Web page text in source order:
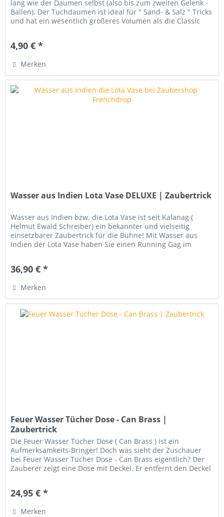
lang wie der Daumen selbst (also bis zum zweiten Gelenk -
Ballen). Der Tuchdaumen ist ideal für " Sand- & Salz " Tricks
und hat ein wesentlich größeres Volumen als die Classic
4,90 € *
Merken
Wasser aus Indien Lota Vase DELUXE | Zaubertrick
Wasser aus Indien bzw. die Lota Vase ist seit Kalanag (
Helmut Ewald Schreiber) ein bekannter und vielseitig
einsetzbarer Zaubertrick für die Bühne! Mit Wasser aus
Indien der Lota Vase haben Sie einen Running Gag im
36,90 € *
Merken
Feuer Wasser Tücher Dose - Can Brass |
Zaubertrick
Die Feuer Wasser Tücher Dose ( Can Brass ) ist ein
Aufmerksamkeits-Bringer! Doch was sieht der Zuschauer
bei Feuer Wasser Tücher Dose - Can Brass eigentlich? Der
Zauberer zeigt eine Dose mit Deckel. Er entfernt den Deckel
24,95 € *
Merken